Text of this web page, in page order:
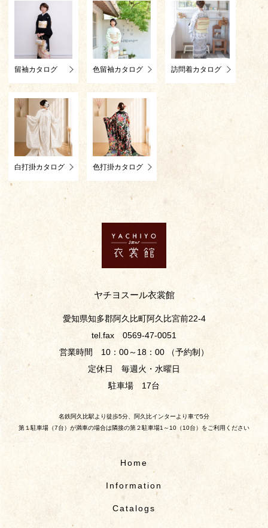
留袖カタログ 色留袖カタログ 訪問着カタログ
白打掛カタログ 色打掛カタログ
ヤチヨスール衣裳館
愛知県知多郡阿久比町阿久比宮前22-4
tel.fax 0569-47-0051
営業時間 10：00～18：00 （予約制）
定休日 毎週火・水曜日
駐車場 17台
名鉄阿久比駅より徒歩5分、阿久比インターより車で5分
第１駐車場（7台）が満車の場合は隣接の第２駐車場1～10（10台）をご利用ください
Home
Information
Catalogs